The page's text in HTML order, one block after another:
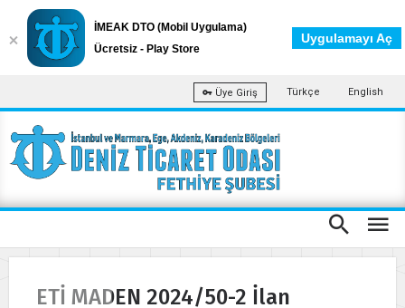
Üye Giriş Türkçe English
ETİ MADEN 2024/50-2 İlan
İMEAK DTO (Mobil Uygulama)
Ücretsiz - Play Store
Uygulamayı Aç